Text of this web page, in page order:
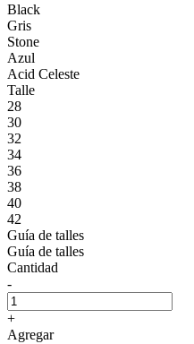
Black
Gris
Stone
Azul
Acid Celeste
Talle
28
30
32
34
36
38
40
42
Guía de talles
Guía de talles
Cantidad
-
+
Agregar